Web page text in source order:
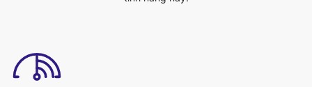
Hỗ trợ cho dropbox/upload tập tin
Bạn có thể tải lên tệp hình ảnh hoặc thả tệp để chuyển đổi định